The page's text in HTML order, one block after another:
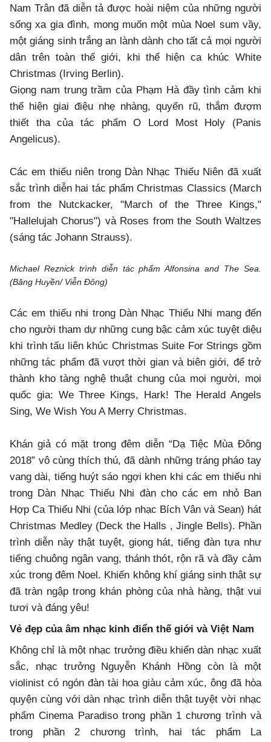
Nam Trân đã diễn tả được hoài niệm của những người
sống xa gia đình, mong muốn một mùa Noel sum vầy,
một giáng sinh trắng an lành dành cho tất cả mọi người
dân trên toàn thế giới, khi thể hiện ca khúc White
Christmas (Irving Berlin).
Giọng nam trung trầm của Phạm Hà đầy tình cảm khi
thể hiện giai điệu nhẹ nhàng, quyến rũ, thắm đượm
thiết tha của tác phẩm O Lord Most Holy (Panis
Angelicus).
Các em thiếu niên trong Dàn Nhạc Thiếu Niên đã xuất
sắc trình diễn hai tác phẩm Christmas Classics (March
from the Nutckacker, "March of the Three Kings,"
"Hallelujah Chorus") và Roses from the South Waltzes
(sáng tác Johann Strauss).
Michael Reznick trình diễn tác phẩm Alfonsina and The Sea.
(Băng Huyền/ Viễn Đông)
Các em thiếu nhi trong Dàn Nhạc Thiếu Nhi mang đến
cho người tham dự những cung bậc cảm xúc tuyệt diệu
khi trình tấu liên khúc Christmas Suite For Strings gồm
những tác phẩm đã vượt thời gian và biên giới, để trở
thành kho tàng nghệ thuật chung của mọi người, mọi
quốc gia: We Three Kings, Hark! The Herald Angels
Sing, We Wish You A Merry Christmas.
Khán giả có mặt trong đêm diễn “Dạ Tiệc Mùa Đông
2018” vô cùng thích thú, đã dành những tráng pháo tay
vang dài, tiếng huýt sáo ngợi khen khi các em thiếu nhi
trong Dàn Nhạc Thiếu Nhi đàn cho các em nhỏ Ban
Hợp Ca Thiếu Nhi (của lớp nhạc Bích Vân và Sean) hát
Christmas Medley (Deck the Halls , Jingle Bells). Phần
trình diễn này thật tuyệt, giọng hát, tiếng đàn tựa như
tiếng chuông ngân vang, thánh thót, rộn rã và đầy cảm
xúc trong đêm Noel. Khiến không khí giáng sinh thật sự
đã tràn ngập trong khán phòng của nhà hàng, thật vui
tươi và đáng yêu!
Vẻ đẹp của âm nhạc kinh điển thế giới và Việt Nam
Không chỉ là một nhạc trưởng điều khiển dàn nhạc xuất
sắc, nhạc trưởng Nguyễn Khánh Hồng còn là một
violinist có ngón đàn tài hoa giàu cảm xúc, ông đã hòa
quyện cùng với dàn nhạc trình diễn thật tuyệt vời nhạc
phẩm Cinema Paradiso trong phần 1 chương trình và
trong phần 2 chương trình, hai tác phẩm La